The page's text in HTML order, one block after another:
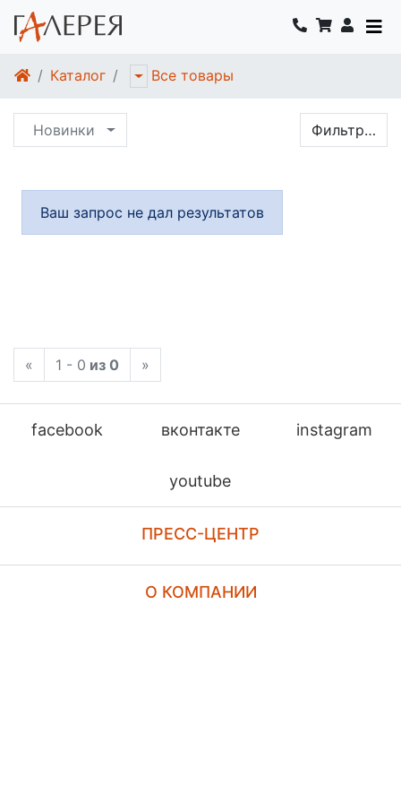
Каталог Все товары
Новинки Фильтр…
Ваш запрос не дал результатов
« 1 - 0 из 0 »
facebook вконтакте instagram
youtube
ПРЕСС-ЦЕНТР
О КОМПАНИИ